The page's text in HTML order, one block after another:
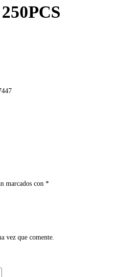
marcados con *
vez que comente.